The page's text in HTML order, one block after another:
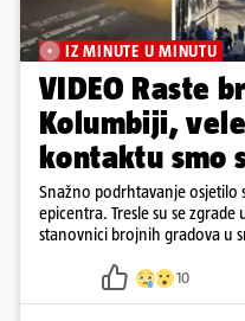
IZ MINUTE U MINUTU
VIDEO Raste
Kolumbiji,
kontaktu smo
Snažno podrhtavanje osjetilo
epicentra. Tresle su se
stanovnici brojnih gradova u
10